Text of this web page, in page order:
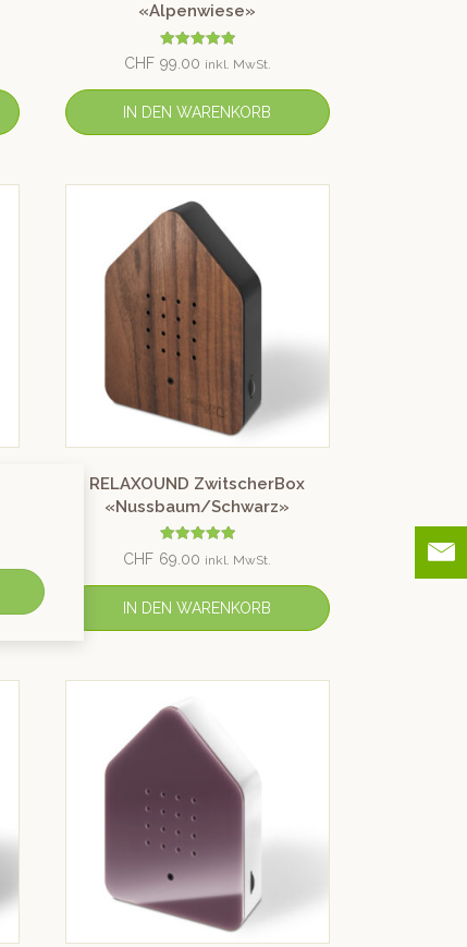
«Alpenwiese»
Bewertet mit
5.00
CHF 99.00 inkl. MwSt.
IN DEN WARENKORB
RELAXOUND ZwitscherBox
«Nussbaum/Schwarz»
Bewertet mit
5.00
CHF 69.00 inkl. MwSt.
IN DEN WARENKORB